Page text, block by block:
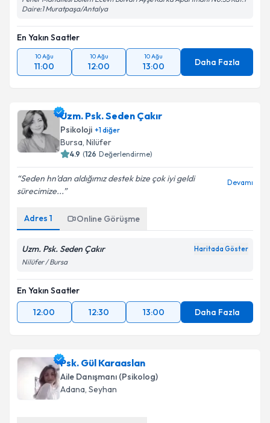
Fener Mahallesi Bülent Ecevit Bulvarı Ayşe Karka Apartmanı No:35 Kat:1
Daire:1 Muratpaşa/Antalya
En Yakın Saatler
10 Ağu
11:00
10 Ağu
12:00
10 Ağu
13:00 Daha Fazla
Uzm. Psk. Seden Çakır
Psikoloji diğer
Bursa,Nilüfer
( Değerlendirme)
Seden hn’dan aldığımız destek bize çok iyi geldi
sürecimize...
Adres 1 Online Görüşme
Uzm. Psk. Seden Çakır
En Yakın Saatler
12:00
12:30 13:00 Daha Fazla
Psk. Gül Karaaslan
Aile Danışmanı (Psikolog)
Adana, Seyhan